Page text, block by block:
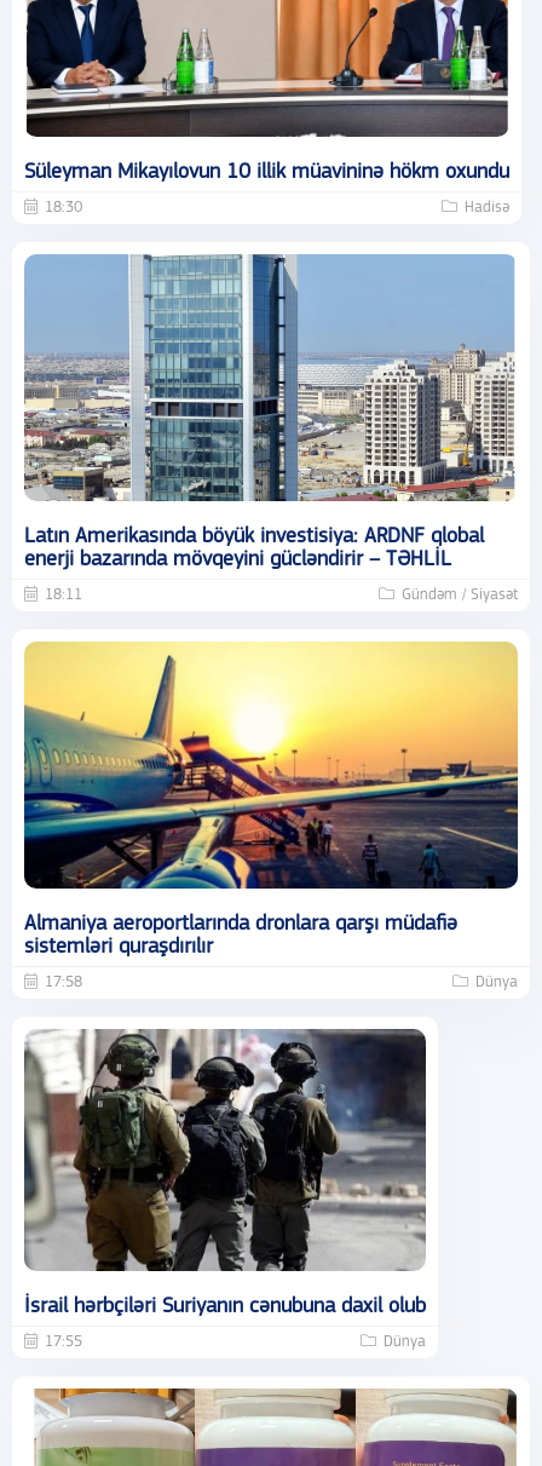
Süleyman Mikayılovun 10 illik müavininə hökm oxundu
18:30 Hadisə
Latın Amerikasında böyük investisiya: ARDNF qlobal
enerji bazarında mövqeyini gücləndirir – TƏHLİL
18:11 Gündəm / Siyasət
Almaniya aeroportlarında dronlara qarşı müdafiə
sistemləri quraşdırılır
17:58 Dünya
İsrail hərbçiləri Suriyanın cənubuna daxil olub
17:55 Dünya